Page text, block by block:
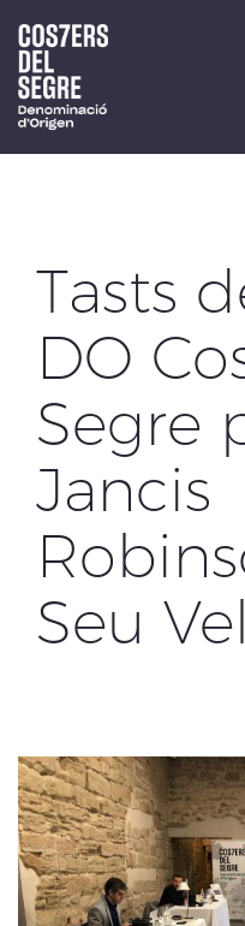
main
content
Tasts
DO
Segre
Jancis
Seu